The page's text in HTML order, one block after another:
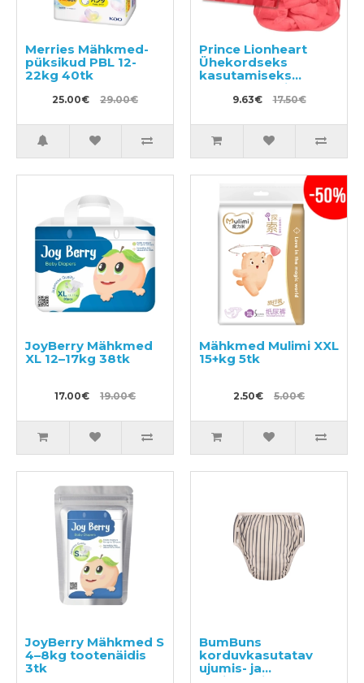
Merries Mähkmed-
püksikud PBL 12-
22kg 40tk
25.00€ 29.00€
Prince Lionheart
Ühekordseks
kasutamiseks
mõeldud kotid
Twist'R9.63€ 17.50€
JoyBerry Mähkmed
XL 12–17kg 38tk
17.00€ 19.00€
Mähkmed Mulimi XXL
15+kg 5tk
2.50€ 5.00€
JoyBerry Mähkmed S
4–8kg tootenäidis
3tk
BumBuns
korduvkasutatav
ujumis- ja